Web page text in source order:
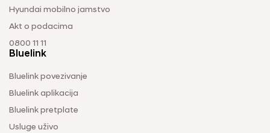
Hyundai mobilno jamstvo
Akt o podacima
0800 11 11
Bluelink
Bluelink povezivanje
Bluelink aplikacija
Bluelink pretplate
Usluge uživo